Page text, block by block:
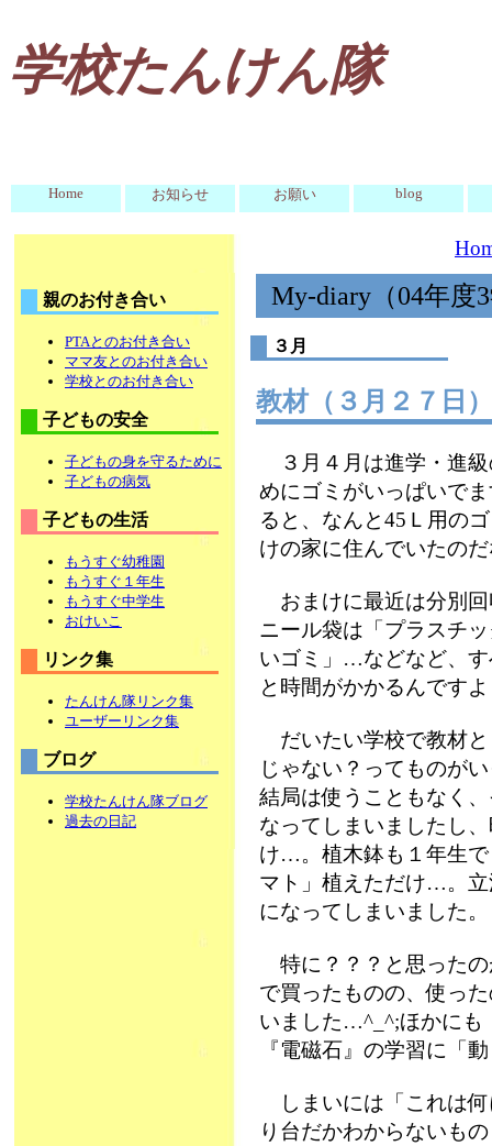
学校たんけん隊
Home お知らせ お願い blog
親のお付き合い
PTAとのお付き合い
ママ友とのお付き合い
学校とのお付き合い
子どもの安全
子どもの身を守るために
子どもの病気
子どもの生活
もうすぐ幼稚園
もうすぐ１年生
もうすぐ中学生
おけいこ
リンク集
たんけん隊リンク集
ユーザーリンク集
ブログ
学校たんけん隊ブログ
過去の日記
My-diary（04年度
３月
教材（３月２７
３月４月は進学・進級
めにゴミがいっぱいで
ると、なんと45Ｌ用の
けの家に住んでいたの
おまけに最近は分別回
ニール袋は「プラスチ
いゴミ」…などなど、
と時間がかかるんです
だいたい学校で教材と
じゃない？ってものが
結局は使うこともなく
なってしまいましたし
け…。植木鉢も１年生
マト」植えただけ…。
になってしまいました。
特に？？？と思ったの
で買ったものの、使っ
いました…^_^;ほかにも
『電磁石』の学習に「
しまいには「これは何
り台だかわからないも